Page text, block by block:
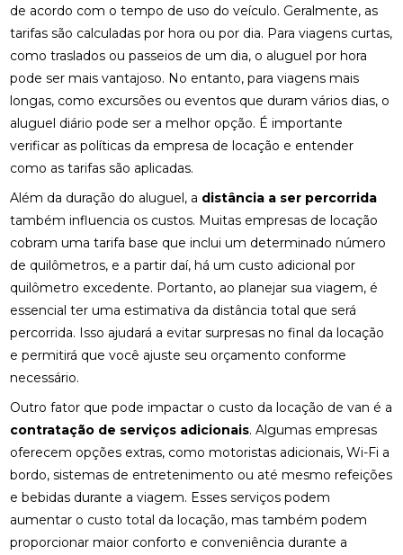
de acordo com o tempo de uso do veículo. Geralmente, as
tarifas são calculadas por hora ou por dia. Para viagens curtas,
como traslados ou passeios de um dia, o aluguel por hora
pode ser mais vantajoso. No entanto, para viagens mais
longas, como excursões ou eventos que duram vários dias, o
aluguel diário pode ser a melhor opção. É importante
verificar as políticas da empresa de locação e entender
como as tarifas são aplicadas.
Além da duração do aluguel, a distância a ser percorrida
também influencia os custos. Muitas empresas de locação
cobram uma tarifa base que inclui um determinado número
de quilômetros, e a partir daí, há um custo adicional por
quilômetro excedente. Portanto, ao planejar sua viagem, é
essencial ter uma estimativa da distância total que será
percorrida. Isso ajudará a evitar surpresas no final da locação
e permitirá que você ajuste seu orçamento conforme
necessário.
Outro fator que pode impactar o custo da locação de van é a
contratação de serviços adicionais. Algumas empresas
oferecem opções extras, como motoristas adicionais, Wi-Fi a
bordo, sistemas de entretenimento ou até mesmo refeições
e bebidas durante a viagem. Esses serviços podem
aumentar o custo total da locação, mas também podem
proporcionar maior conforto e conveniência durante a